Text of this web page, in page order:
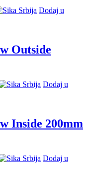
Dodaj u
Outside
Dodaj u
Inside 200mm
Dodaj u